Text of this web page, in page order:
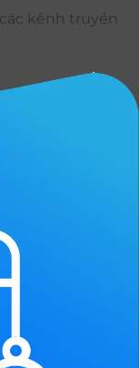
kênh truyền